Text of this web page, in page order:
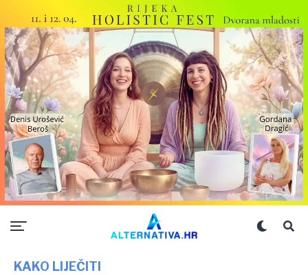
KAKO LIJEČITI